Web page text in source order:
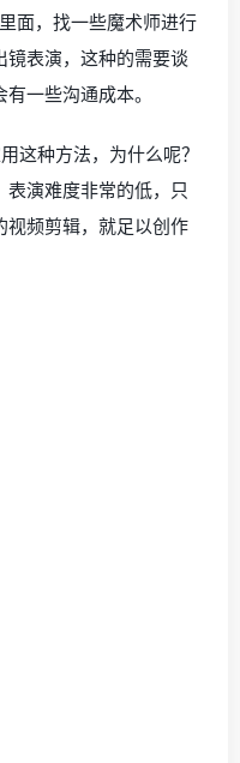
面，找一些魔术师进行
表演，这种的需要谈
一些沟通成本。
这种方法，为什么呢？
演难度非常的低，只
视频剪辑，就足以创作